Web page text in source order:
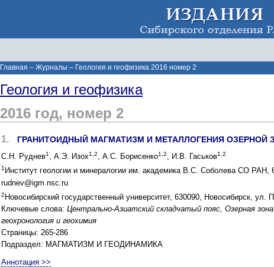
Главная – Журналы – Геология и геофизика 2016 номер 2
Геология и геофизика
2016 год, номер 2
1. ГРАНИТОИДНЫЙ МАГМАТИЗМ И МЕТАЛЛОГЕНИЯ
С.Н. Руднев1 , А.Э. Изох1,2, А.С. Борисенко1,2, И.В. Гаськов1,2
1 Институт геологии и минералогии им. академика В.С. Соболева СО РАН,
rudnev@igm.nsc.ru
2 Новосибирский государственный университет, 630090, Новосибирск, ул.
Ключевые слова: Центрально-Азиатский складчатый пояс, Озерная
геохронология и геохимия
Страницы: 265-286
Подраздел: МАГМАТИЗМ И ГЕОДИНАМИКА
Аннотация >>